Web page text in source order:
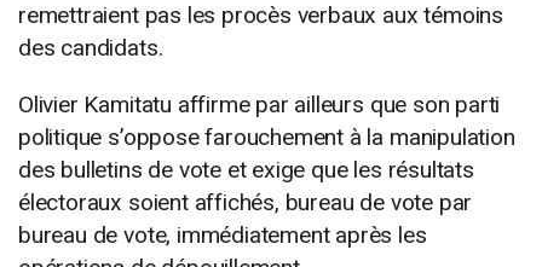
remettraient pas les procès verbaux aux témoins
des candidats.
Olivier Kamitatu affirme par ailleurs que son parti
politique s’oppose farouchement à la manipulation
des bulletins de vote et exige que les résultats
électoraux soient affichés, bureau de vote par
bureau de vote, immédiatement après les